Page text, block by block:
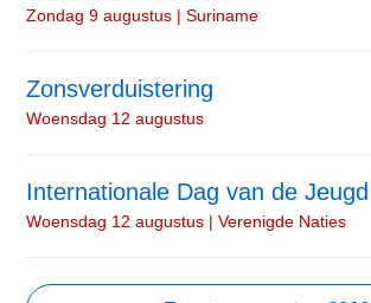
Zondag 9 augustus | Suriname
Zonsverduistering
Woensdag 12 augustus
Internationale Dag van de Jeugd
Woensdag 12 augustus | Verenigde Naties